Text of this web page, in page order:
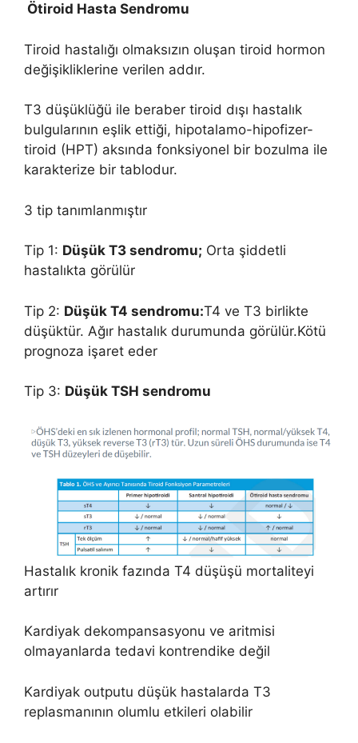
Ötiroid Hasta Sendromu
Tiroid hastalığı olmaksızın oluşan tiroid hormon
değişikliklerine verilen addır.
T3 düşüklüğü ile beraber tiroid dışı hastalık
bulgularının eşlik ettiği, hipotalamo-hipofizer-
tiroid (HPT) aksında fonksiyonel bir bozulma ile
karakterize bir tablodur.
3 tip tanımlanmıştır
Tip 1: Düşük T3 sendromu; Orta şiddetli
hastalıkta görülür
Tip 2: Düşük T4 sendromu:T4 ve T3 birlikte
düşüktür. Ağır hastalık durumunda görülür.Kötü
prognoza işaret eder
Tip 3: Düşük TSH sendromu
Hastalık kronik fazında T4 düşüşü mortaliteyi
artırır
Kardiyak dekompansasyonu ve aritmisi
olmayanlarda tedavi kontrendike değil
Kardiyak outputu düşük hastalarda T3
replasmanının olumlu etkileri olabilir